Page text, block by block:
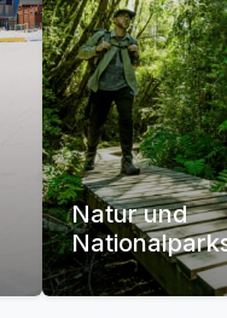
Natur und